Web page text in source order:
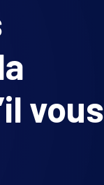
vous